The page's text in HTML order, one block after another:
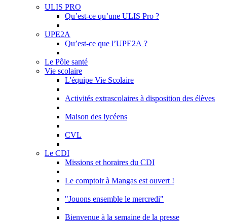
ULIS PRO
Qu’est-ce qu’une ULIS Pro ?
UPE2A
Qu’est-ce que l’UPE2A ?
Le Pôle santé
Vie scolaire
L'équipe Vie Scolaire
Activités extrascolaires à disposition des élèves
Maison des lycéens
CVL
Le CDI
Missions et horaires du CDI
Le comptoir à Mangas est ouvert !
"Jouons ensemble le mercredi"
Bienvenue à la semaine de la presse